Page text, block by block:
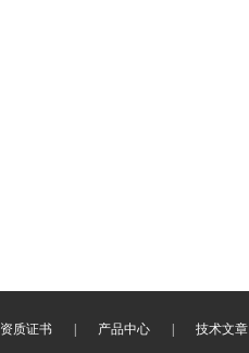
资质证书 产品中心 技术文章